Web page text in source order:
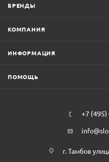
БРЕНДЫ
КОМПАНИЯ
ИНФОРМАЦИЯ
ПОМОЩЬ
+7 (495)
г. Тамбов